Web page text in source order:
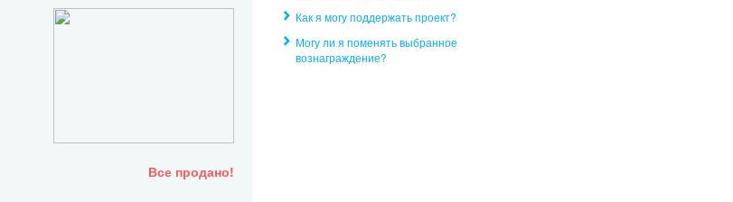
Все продано!
Как я могу поддержать проект?
Могу ли я поменять выбранное
вознаграждение?